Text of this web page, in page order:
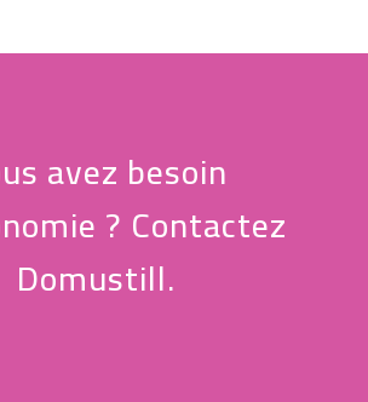
avez besoin
? Contactez
Domustill.